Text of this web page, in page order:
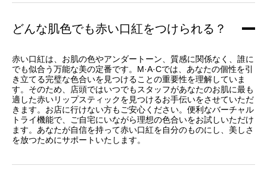
どんな肌色でも赤い口紅をつけられる？
赤い口紅は、お肌の色やアンダートーン、質感に関係なく、誰に
でも似合う万能な美の定番です。M·A·Cでは、あなたの個性を引
き立てる完璧な色合いを見つけることの重要性を理解していま
す。そのため、店頭ではいつでもスタッフがあなたのお肌に最も
適した赤いリップスティックを見つけるお手伝いをさせていただ
きます。お店に行けない方もご安心ください。便利なバーチャル
トライ機能で、ご自宅にいながら理想の色合いをお試しいただけ
ます。あなたが自信を持って赤い口紅を自分のものにし、美しさ
を放つためにサポートいたします。